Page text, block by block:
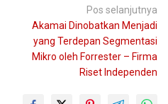
Pos selanjutnya
Akamai Dinobatkan Menjadi
yang Terdepan Segmentasi
Mikro oleh Forrester – Firma
Riset Independen